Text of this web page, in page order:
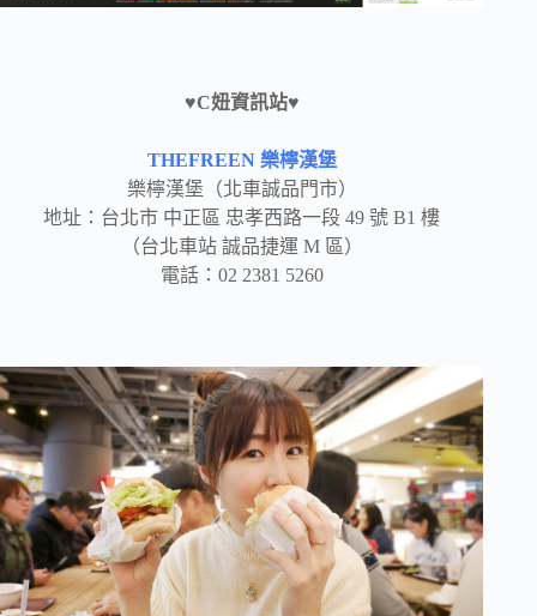
♥C妞資訊站♥
THEFREEN 樂檸漢堡
樂檸漢堡（北車誠品門市）
地址：台北市 中正區 忠孝西路一段 49 號 B1 樓
（台北車站 誠品捷運 M 區）
電話：02 2381 5260